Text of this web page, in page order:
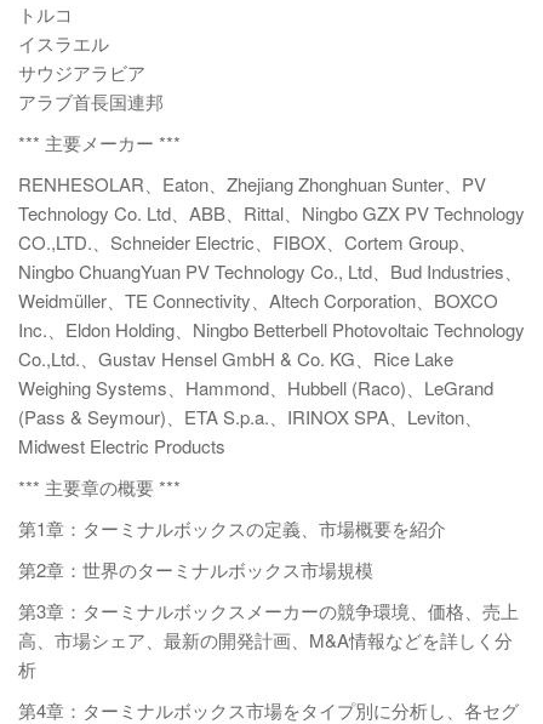
トルコ
イスラエル
サウジアラビア
アラブ首長国連邦
*** 主要メーカー ***
RENHESOLAR、Eaton、Zhejiang Zhonghuan Sunter、PV
Technology Co. Ltd、ABB、Rittal、Ningbo GZX PV Technology
CO.,LTD.、Schneider Electric、FIBOX、Cortem Group、
Ningbo ChuangYuan PV Technology Co., Ltd、Bud Industries、
Weidmüller、TE Connectivity、Altech Corporation、BOXCO
Inc.、Eldon Holding、Ningbo Betterbell Photovoltaic Technology
Co.,Ltd.、Gustav Hensel GmbH & Co. KG、Rice Lake
Weighing Systems、Hammond、Hubbell (Raco)、LeGrand
(Pass & Seymour)、ETA S.p.a.、IRINOX SPA、Leviton、
Midwest Electric Products
*** 主要章の概要 ***
第1章：ターミナルボックスの定義、市場概要を紹介
第2章：世界のターミナルボックス市場規模
第3章：ターミナルボックスメーカーの競争環境、価格、売上
高、市場シェア、最新の開発計画、M&A情報などを詳しく分
析
第4章：ターミナルボックス市場をタイプ別に分析し、各セグ